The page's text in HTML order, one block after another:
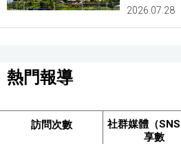
2026.07.28
熱門報導
訪問次數
社群媒體（
享數